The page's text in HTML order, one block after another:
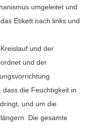
umgeleitet und
Etikett nach links und
und der
und der
die Feuchtigkeit in
und um die
Die gesamte